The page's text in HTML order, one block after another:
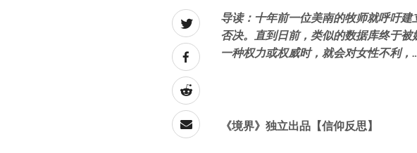
导读：十年前一位美南的牧师就呼吁
否决。直到日前，类似的数据库终于
一种权力或权威时，就会对女性不利
《境界》 独立出品 【信仰反思】